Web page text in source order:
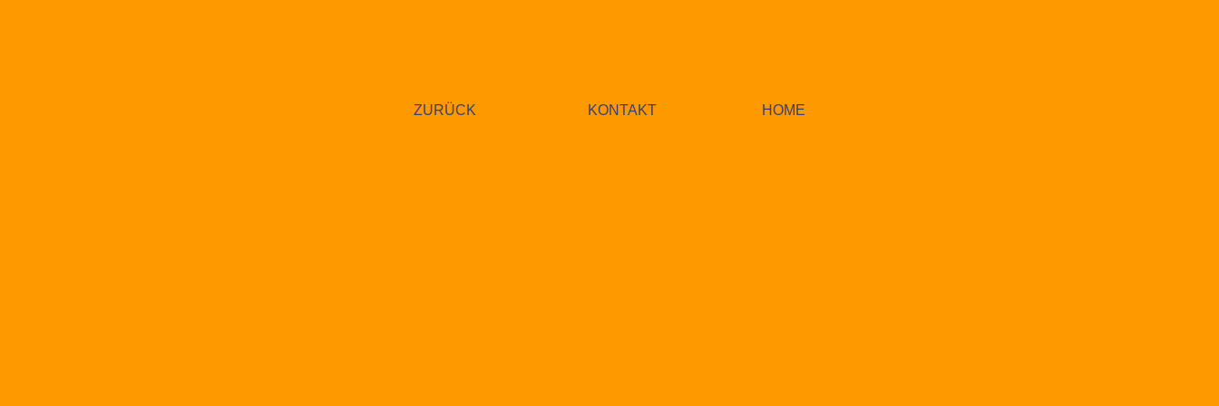
ZURÜCK KONTAKT HOME